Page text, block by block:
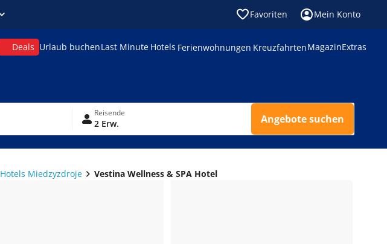
Favoriten Mein Konto
Deals Urlaub buchenLast Minute Hotels Ferienwohnungen KreuzfahrtenMagazinExtras
Reisende
2 Erw. Angebote suchen
Hotels Miedzyzdroje Vestina Wellness & SPA Hotel